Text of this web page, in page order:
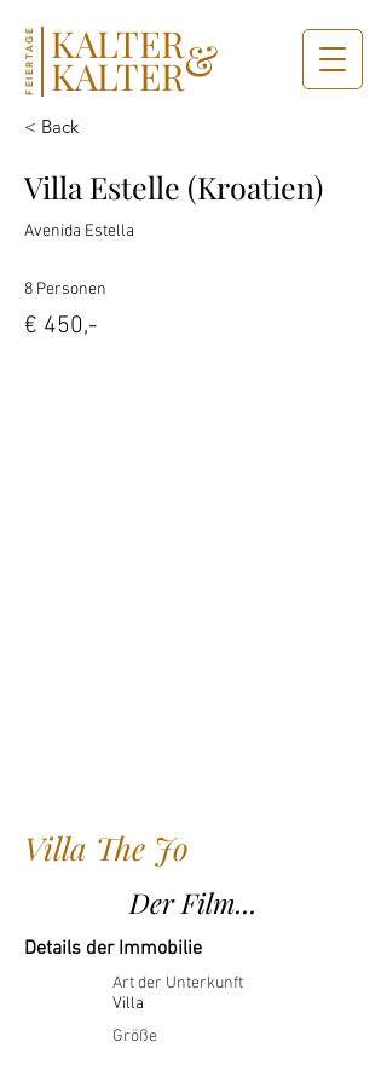
KALTER
KALTER
FEIERTAGE &
< Back
Villa Estelle (Kroatien)
Avenida Estella
8 Personen
€ 450,-
Villa The Jo
Der Film...
Details der Immobilie
Art der Unterkunft
Villa
Größe